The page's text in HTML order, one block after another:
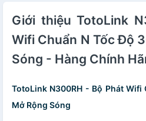
Giới thiệu TotoLink
Wifi Chuẩn N Tốc Độ
Sóng - Hàng Chính
TotoLink N300RH - Bộ Phát
Mở Rộng Sóng